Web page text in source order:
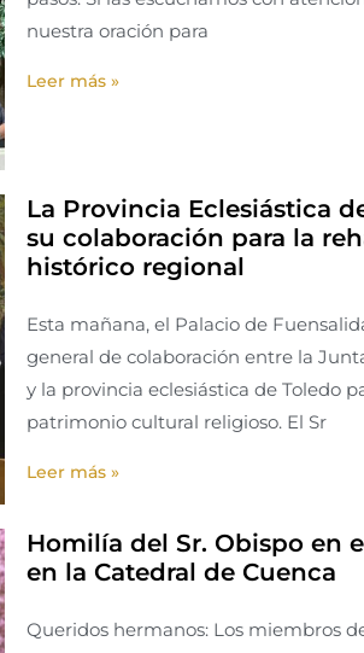
nuestra oración para
Leer más »
La Provincia Eclesiástica
su colaboración para la
histórico regional
Esta mañana, el Palacio de
general de colaboración entre la
y la provincia eclesiástica de Toledo
patrimonio cultural religioso. El Sr
Leer más »
Homilía del Sr. Obispo en
en la Catedral de Cuenca
Queridos hermanos: Los miembros